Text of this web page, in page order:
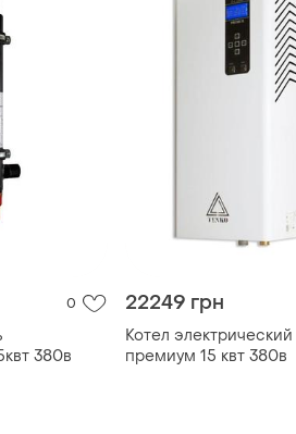
0
380в
22249 грн
Котел
премиум 15 квт 380в